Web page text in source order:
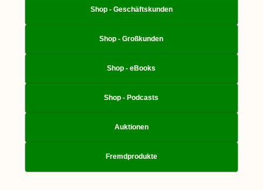
Shop - Geschäftskunden
Shop - Großkunden
Shop - eBooks
Shop - Podcasts
Auktionen
Fremdprodukte